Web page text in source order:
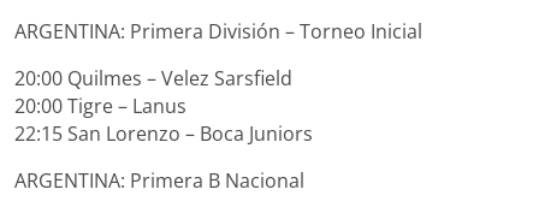
ARGENTINA: Primera División – Torneo Inicial
20:00 Quilmes – Velez Sarsfield
20:00 Tigre – Lanus
22:15 San Lorenzo – Boca Juniors
ARGENTINA: Primera B Nacional